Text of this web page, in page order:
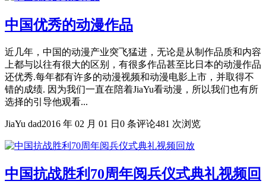
中国优秀的动漫作品
近几年，中国的动漫产业突飞猛进，无论是从制作品质和内容
上都与以往有很大的区别，有很多作品甚至比日本的动漫作品
还优秀.每年都有许多的动漫视频和动漫电影上市，并取得不
错的成绩. 因为我们一直在陪着JiaYu看动漫，所以我们也有所
选择的引导他观看...
JiaYu dad2016 年 02 月 01 日 0 条评论481 次浏览
中国抗战胜利70周年阅兵仪式典礼视频回